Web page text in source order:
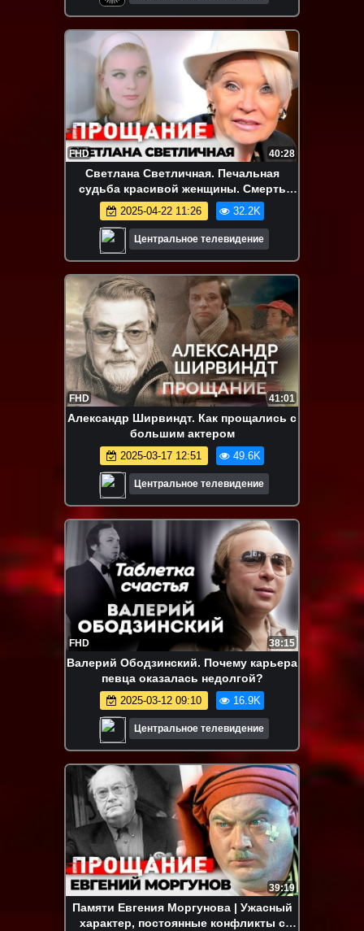
FHD 40:28
Светлана Светличная. Печальная
судьба красивой женщины. Смерть
мужа, нищета, безработица, забвение...
2025-04-22 11:26 32.2K
Центральное телевидение
FHD 41:01
Александр Ширвиндт. Как прощались с
большим актером
2025-03-17 12:51 49.6K
Центральное телевидение
FHD 38:15
Валерий Ободзинский. Почему карьера
певца оказалась недолгой?
2025-03-12 09:10 16.9K
Центральное телевидение
39:19
Памяти Евгения Моргунова | Ужасный
характер, постоянные конфликты с